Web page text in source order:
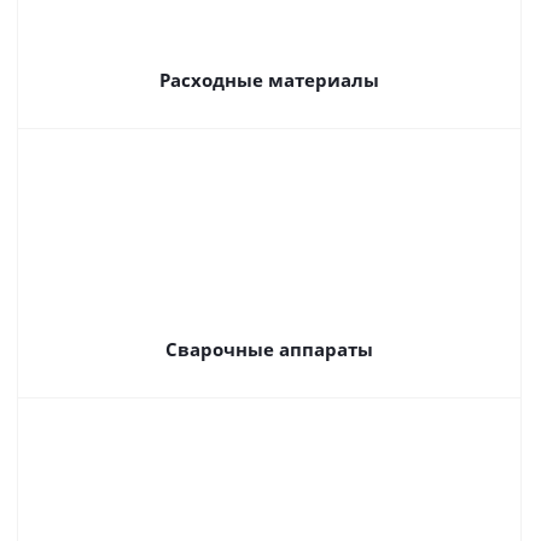
Расходные материалы
Сварочные аппараты